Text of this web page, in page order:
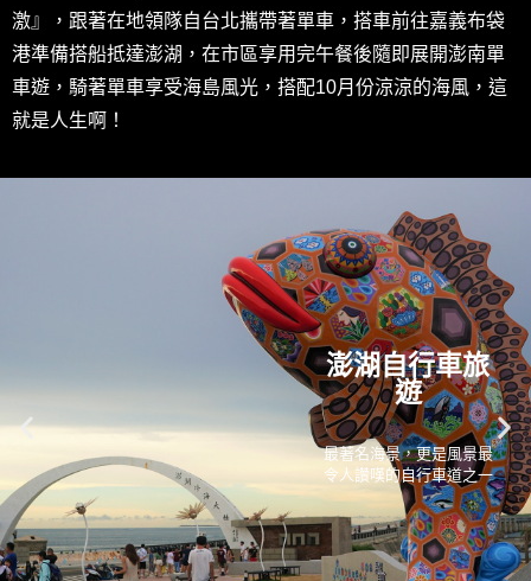
激』，跟著在地領隊自台北攜帶著單車，搭車前往嘉義布袋
港準備搭船抵達澎湖，在市區享用完午餐後隨即展開澎南單
車遊，騎著單車享受海島風光，搭配10月份涼涼的海風，這
就是人生啊！
澎湖自行車旅
遊
最著名海景，更是風景最
令人讚嘆的自行車道之一